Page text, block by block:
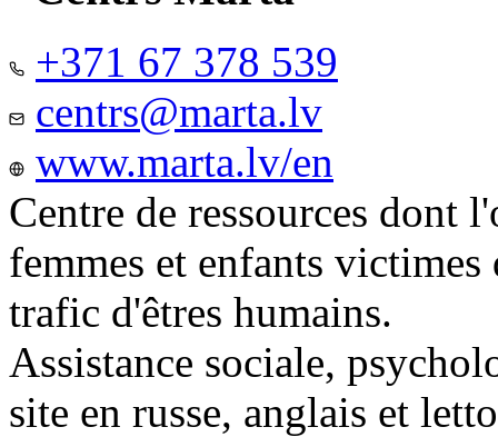
+371 67 378 539
centrs@marta.lv
www.marta.lv/en
Centre de ressources dont
femmes et enfants
trafic d'êtres humains.
Assistance sociale,
site en russe, anglais et